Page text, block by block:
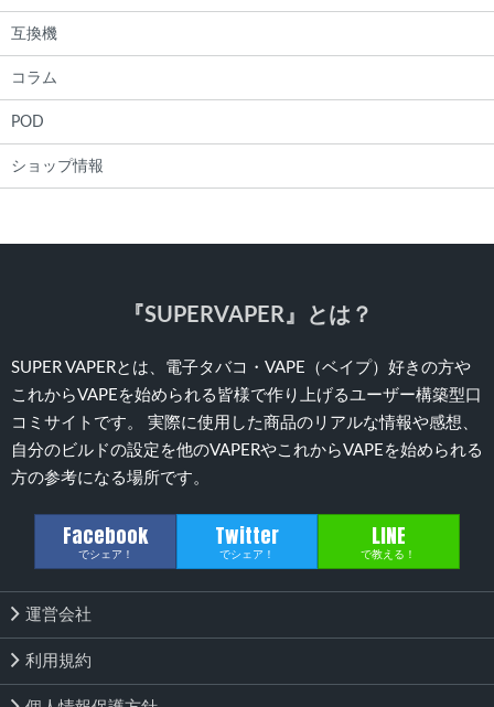
互換機
コラム
POD
ショップ情報
『SUPERVAPER』とは？
SUPER VAPERとは、電子タバコ・VAPE（ベイプ）好きの方や
これからVAPEを始められる皆様で作り上げるユーザー構築型口
コミサイトです。 実際に使用した商品のリアルな情報や感想、
自分のビルドの設定を他のVAPERやこれからVAPEを始められる
方の参考になる場所です。
Facebook
でシェア！
Twitter
でシェア！
LINE
で教える！
運営会社
利用規約